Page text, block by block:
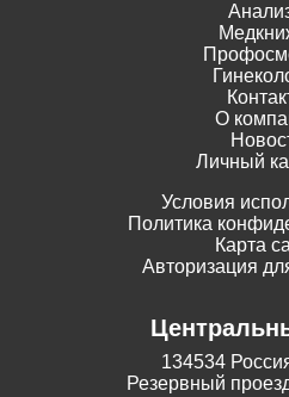
О
Личный
Условия
Политика
Карта
Авторизация
134534
Резервный